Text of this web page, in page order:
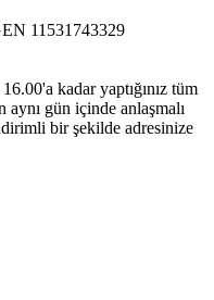
11531743329
kadar yaptığınız tüm
aynı gün içinde anlaşmalı
bir şekilde adresinize